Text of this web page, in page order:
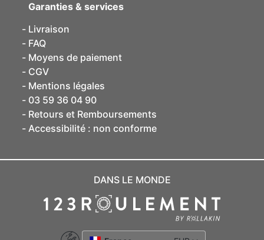
Garanties & services
Livraison
FAQ
Moyens de paiement
CGV
Mentions légales
03 59 36 04 90
Retours et Remboursements
Accessibilité : non conforme
DANS LE MONDE